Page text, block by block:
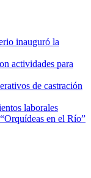
inauguró la
actividades para
de castración
laborales
en el Río”